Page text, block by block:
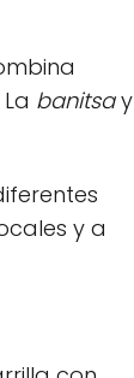
banitsay
y a